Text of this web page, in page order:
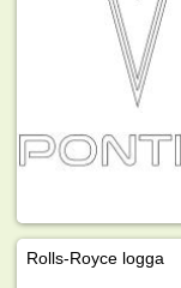
Rolls-Royce logga